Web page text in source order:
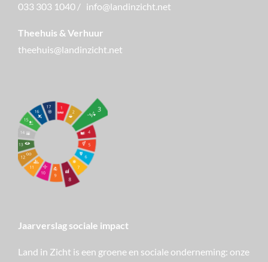
033 303 1040 / info@landinzicht.net
Theehuis & Verhuur
theehuis@landinzicht.net
Jaarverslag sociale impact
Land in Zicht is een groene en sociale onderneming: onze